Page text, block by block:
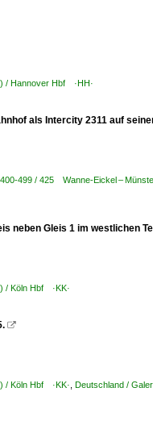
/ Hannover Hbf ·HH·
als Intercity 2311 auf
499 / 425 Wanne-Eickel –
neben Gleis 1 im westlichen
/ Köln Hbf ·KK·

/ Köln Hbf ·KK· Deutschland /